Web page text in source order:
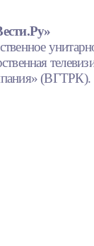
(ВГТРК).